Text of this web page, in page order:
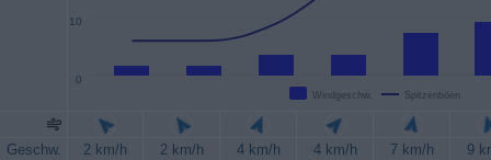
Windgeschw. Spitzenböen
0
10
Geschw. 2 km/h 2 km/h 4 km/h 4 km/h 7 km/h
9